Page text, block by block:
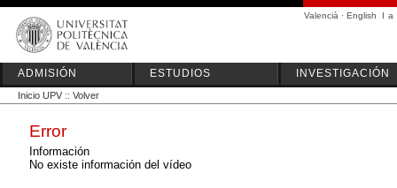
Valencià · English I a
ADMISIÓN ESTUDIOS INVESTIGACIÓN
Inicio UPV :: Volver
Error
Información
No existe información del vídeo